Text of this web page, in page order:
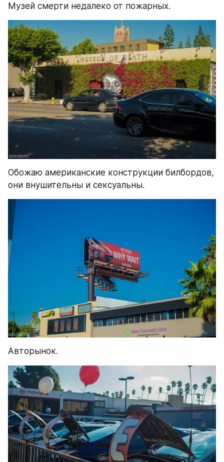
Музей смерти недалеко от пожарных.
Обожаю американские конструкции билбордов,
они внушительны и сексуальны.
Авторынок.